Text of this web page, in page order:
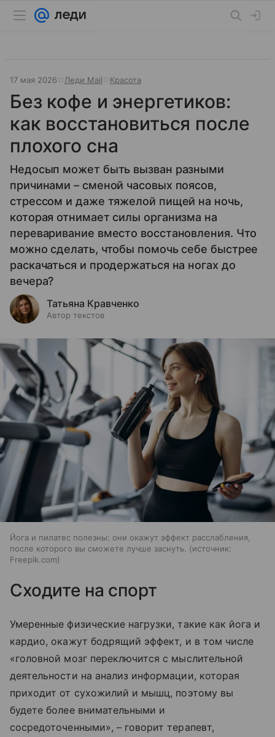
17 мая 2026 Леди Mail Красота
Без кофе и энергетиков:
как восстановиться после
плохого сна
Недосып может быть вызван разными
причинами – сменой часовых поясов,
стрессом и даже тяжелой пищей на ночь,
которая отнимает силы организма на
переваривание вместо восстановления. Что
можно сделать, чтобы помочь себе быстрее
раскачаться и продержаться на ногах до
вечера?
Татьяна Кравченко
Автор текстов
Йога и пилатес полезны: они окажут эффект расслабления,
после которого вы сможете лучше заснуть.
источник:
Freepik.com
Сходите на спорт
Умеренные физические нагрузки, такие как йога и
кардио, окажут бодрящий эффект, и в том числе
«головной мозг переключится с мыслительной
деятельности на анализ информации, которая
приходит от сухожилий и мышц, поэтому вы
будете более внимательными и
сосредоточенными», – говорит терапевт,